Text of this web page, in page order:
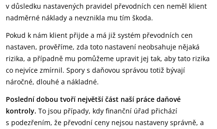
v důsledku nastavených pravidel převodních cen neměl klient
nadměrné náklady a nevznikla mu tím škoda.
Pokud k nám klient přijde a má již systém převodních cen
nastaven, prověříme, zda toto nastavení neobsahuje nějaká
rizika, a případně mu pomůžeme upravit jej tak, aby tato rizika
co nejvíce zmírnil. Spory s daňovou správou totiž bývají
náročné, dlouhé a nákladné.
Poslední dobou tvoří největší část naší práce daňové
kontroly. To jsou případy, kdy finanční úřad přichází
s podezřením, že převodní ceny nejsou nastaveny správně, a